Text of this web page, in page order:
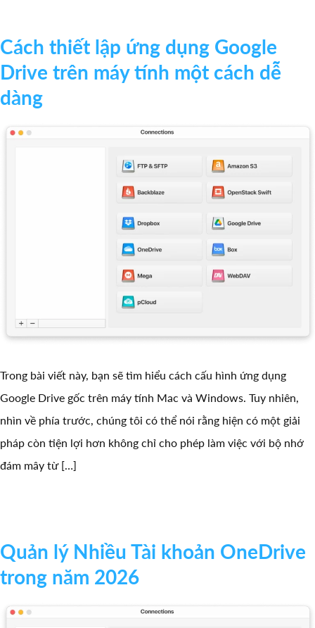
Cách thiết lập ứng dụng Google
Drive trên máy tính một cách dễ
dàng
Trong bài viết này, bạn sẽ tìm hiểu cách cấu hình ứng dụng
Google Drive gốc trên máy tính Mac và Windows. Tuy nhiên,
nhìn về phía trước, chúng tôi có thể nói rằng hiện có một giải
pháp còn tiện lợi hơn không chỉ cho phép làm việc với bộ nhớ
đám mây từ […]
Quản lý Nhiều Tài khoản OneDrive
trong năm 2026